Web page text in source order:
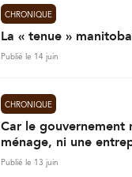
CHRONIQUE
La « tenue »
Publié le 14 juin
CHRONIQUE
Car le gouvernement
ménage, ni une
Publié le 13 juin